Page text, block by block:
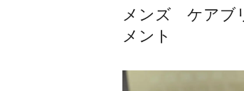
メンズ ケアブ
メント